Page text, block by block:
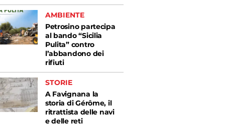
AMBIENTE
Petrosino partecipa
al bando “Sicilia
Pulita” contro
l’abbandono dei
rifiuti
STORIE
A Favignana la
storia di Gérôme, il
ritrattista delle navi
e delle reti